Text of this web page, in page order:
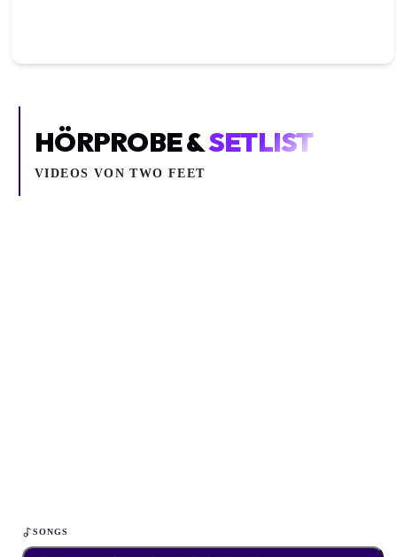
HÖRPROBE &SETLIST
VIDEOS VONTWO FEET
SONGS